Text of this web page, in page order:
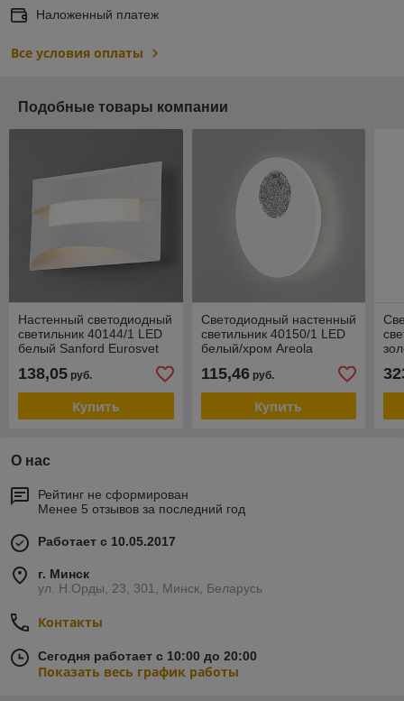
Наложенный платеж
Все условия оплаты
Подобные товары компании
Настенный светодиодный
светильник 40144/1 LED
белый Sanford Eurosvet
138,05 руб.
Купить
Светодиодный настенный
светильник 40150/1 LED
белый/хром Areola
115,46руб.
Купить
О нас
Рейтинг не сформирован
Менее 5 отзывов за последний год
Работает с 10.05.2017
г. Минск
ул. Н.Орды, 23, 301, Минск, Беларусь
Контакты
Сегодня работает с 10:00 до 20:00
Показать весь график работы